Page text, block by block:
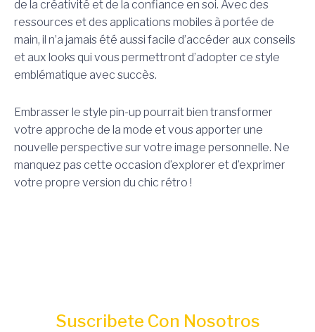
de la créativité et de la confiance en soi. Avec des
ressources et des applications mobiles à portée de
main, il n’a jamais été aussi facile d’accéder aux conseils
et aux looks qui vous permettront d’adopter ce style
emblématique avec succès.
Embrasser le style pin-up pourrait bien transformer
votre approche de la mode et vous apporter une
nouvelle perspective sur votre image personnelle. Ne
manquez pas cette occasion d’explorer et d’exprimer
votre propre version du chic rétro !
Suscribete Con Nosotros